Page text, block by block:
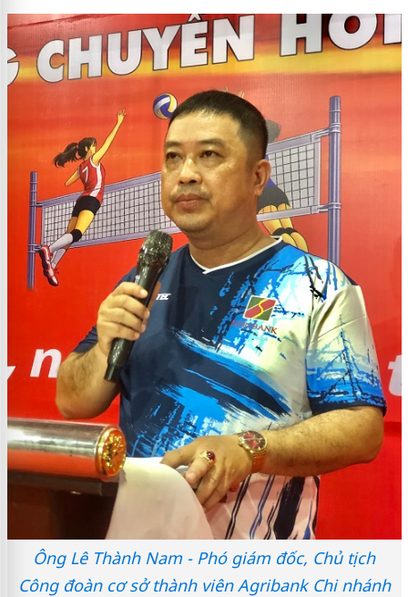
Ông Lê Thành Nam - Phó giám đốc, Chủ tịch
Công đoàn cơ sở thành viên Agribank Chi nhánh